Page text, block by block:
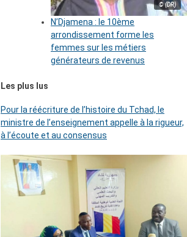
© (DR)
N’Djamena : le 10ème
arrondissement forme les
femmes sur les métiers
générateurs de revenus
Les plus lus
Pour la réécriture de l’histoire du Tchad, le
ministre de l’enseignement appelle à la rigueur,
à l’écoute et au consensus